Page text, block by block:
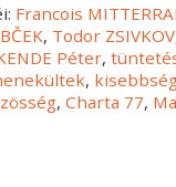
Francois
, Todor ZSIVKOV
Péter,
,
,Charta 77,